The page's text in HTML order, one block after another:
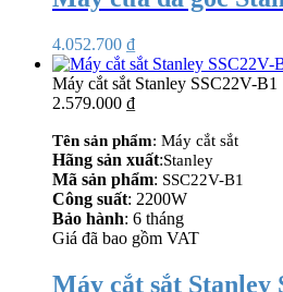
4.052.700 ₫
Máy cắt sắt Stanley SSC22V-B1
2.579.000 ₫
Tên sản phẩm: Máy cắt sắt
Hãng sản xuất:Stanley
Mã sản phẩm: SSC22V-B1
Công suất: 2200W
Bảo hành: 6 tháng
Giá đã bao gồm VAT
Máy cắt sắt Stanley